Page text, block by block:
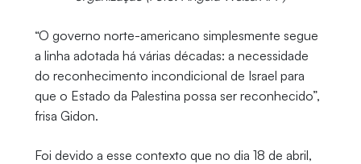
“O governo norte-americano simplesmente segue
a linha adotada há várias décadas: a necessidade
do reconhecimento incondicional de Israel para
que o Estado da Palestina possa ser reconhecido”,
frisa Gidon.
Foi devido a esse contexto que no dia 18 de abril,